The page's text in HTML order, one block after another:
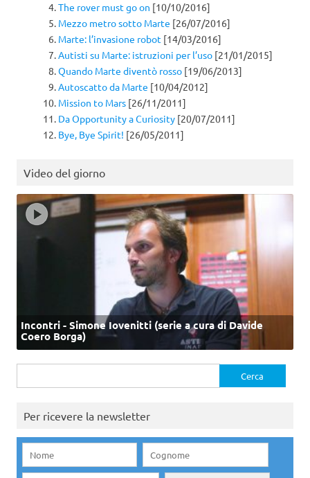
The rover must go on [10/10/2016]
Mezzo metro sotto Marte [26/07/2016]
Marte: l’invasione robot [14/03/2016]
Autisti su Marte: istruzioni per l’uso [21/01/2015]
Quando Marte diventò rosso [19/06/2013]
Autoscatto da Marte [10/04/2012]
Mission to Mars [26/11/2011]
Da Opportunity a Curiosity [20/07/2011]
Bye, Bye Spirit! [26/05/2011]
Video del giorno
Incontri - Simone Iovenitti (serie a cura di Davide
Coero Borga)
per:
Per ricevere la newsletter